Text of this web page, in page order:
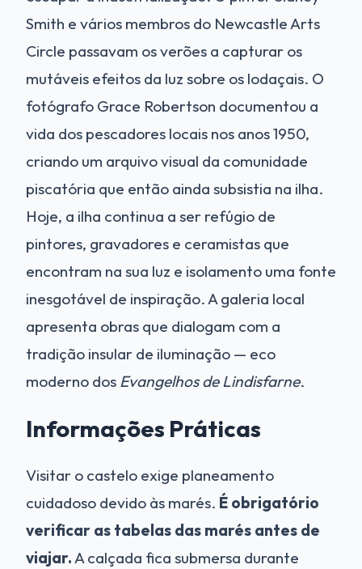
Smith e vários membros do Newcastle Arts
Circle passavam os verões a capturar os
mutáveis efeitos da luz sobre os lodaçais. O
fotógrafo Grace Robertson documentou a
vida dos pescadores locais nos anos 1950,
criando um arquivo visual da comunidade
piscatória que então ainda subsistia na ilha.
Hoje, a ilha continua a ser refúgio de
pintores, gravadores e ceramistas que
encontram na sua luz e isolamento uma fonte
inesgotável de inspiração. A galeria local
apresenta obras que dialogam com a
tradição insular de iluminação — eco
moderno dos Evangelhos de Lindisfarne.
Informações Práticas
Visitar o castelo exige planeamento
cuidadoso devido às marés. É obrigatório
verificar as tabelas das marés antes de
viajar.A calçada fica submersa durante